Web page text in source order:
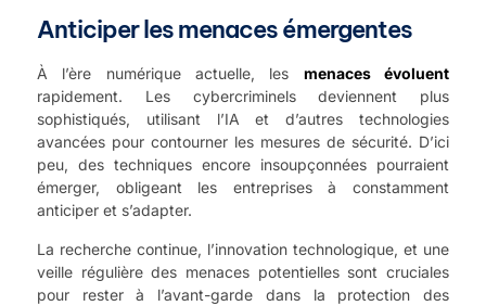
Anticiper les menaces émergentes
À l’ère numérique actuelle, les menaces évoluent
rapidement. Les cybercriminels deviennent plus
sophistiqués, utilisant l’IA et d’autres technologies
avancées pour contourner les mesures de sécurité. D’ici
peu, des techniques encore insoupçonnées pourraient
émerger, obligeant les entreprises à constamment
anticiper et s’adapter.
La recherche continue, l’innovation technologique, et une
veille régulière des menaces potentielles sont cruciales
pour rester à l’avant-garde dans la protection des